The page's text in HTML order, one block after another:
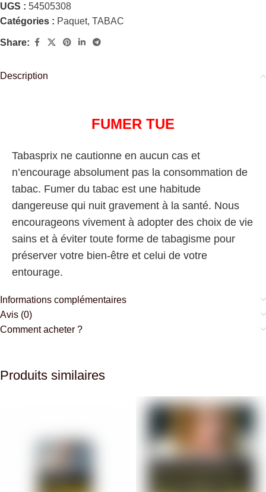
UGS : 54505308
Catégories : Paquet, TABAC
Share:
Description
FUMER TUE
Tabasprix ne cautionne en aucun cas et
n’encourage absolument pas la consommation de
tabac. Fumer du tabac est une habitude
dangereuse qui nuit gravement à la santé. Nous
encourageons vivement à adopter des choix de vie
sains et à éviter toute forme de tabagisme pour
préserver votre bien-être et celui de votre
entourage.
Informations complémentaires
Avis (0)
Comment acheter ?
Produits similaires